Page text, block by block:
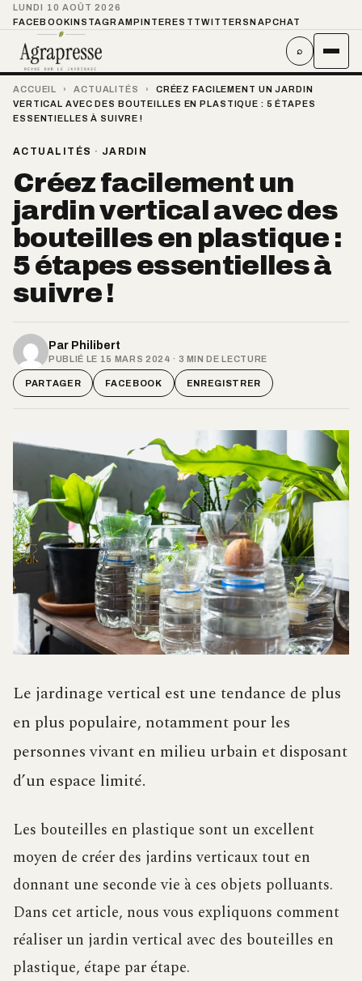
LUNDI 10 AOÛT 2026
FACEBOOKINSTAGRAMPINTEREST TWITTER SNAPCHAT
⌕
ACCUEIL › ACTUALITÉS ›
CRÉEZ FACILEMENT UN JARDIN
VERTICAL AVEC DES BOUTEILLES EN PLASTIQUE : 5 ÉTAPES
ESSENTIELLES À SUIVRE !
ACTUALITÉS · JARDIN
Créez facilement un
jardin vertical avec des
bouteilles en plastique :
5 étapes essentielles à
suivre !
Par Philibert
PUBLIÉ LE 15 MARS 2024 · 3 MIN DE LECTURE
PARTAGER FACEBOOK ENREGISTRER
Le jardinage vertical est une tendance de plus
en plus populaire, notamment pour les
personnes vivant en milieu urbain et disposant
d’un espace limité.
Les bouteilles en plastique sont un excellent
moyen de créer des jardins verticaux tout en
donnant une seconde vie à ces objets polluants.
Dans cet article, nous vous expliquons comment
réaliser un jardin vertical avec des bouteilles en
plastique, étape par étape.